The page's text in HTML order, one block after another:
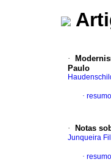
·
Paulo
·
· Notas
Junqueira
·